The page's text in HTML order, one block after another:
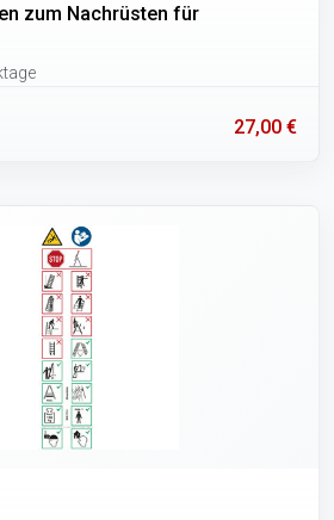
zum Nachrüsten für
27,00 €